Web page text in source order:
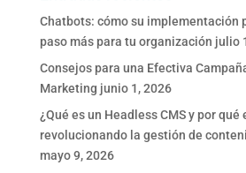
Chatbots: cómo su implementación
paso más para tu organización julio
Consejos para una Efectiva
Marketing junio 1, 2026
¿Qué es un Headless CMS y por qué
revolucionando la gestión de
mayo 9, 2026